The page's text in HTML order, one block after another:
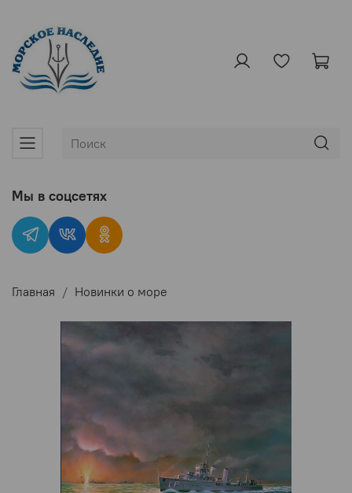
Главная Новинки о море
Мы в соцсетях